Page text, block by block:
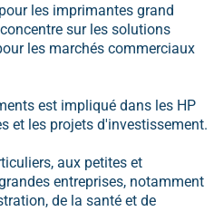
les imprimantes grand
sur les solutions
les marchés commerciaux
est impliqué dans les HP
et les projets d'investissement.
aux petites et
entreprises, notamment
de la santé et de